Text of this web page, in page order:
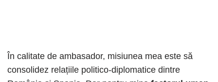
În calitate de ambasador, misiunea mea este să
consolidez relațiile politico-diplomatice dintre